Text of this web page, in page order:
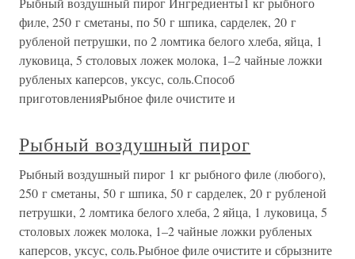
филе, 250 г сметаны, по 50 г шпика, сарделек, 20 г
рубленой петрушки, по 2 ломтика белого хлеба, яйца, 1
луковица, 5 столовых ложек молока, 1–2 чайные ложки
рубленых каперсов, уксус, соль.Способ
приготовленияРыбное филе очистите и
Рыбный воздушный пирог
Рыбный воздушный пирог 1 кг рыбного филе (любого),
250 г сметаны, 50 г шпика, 50 г сарделек, 20 г рубленой
петрушки, 2 ломтика белого хлеба, 2 яйца, 1 луковица, 5
столовых ложек молока, 1–2 чайные ложки рубленых
каперсов, уксус, соль.Рыбное филе очистите и сбрызните